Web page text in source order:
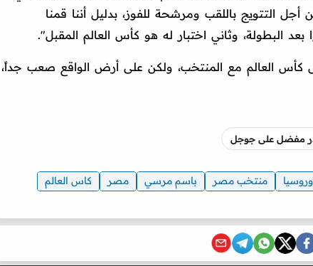
التتويج باللقب ومرشحة للفوز، بدليل أننا قمنا
بعد البطولة، وثاني اختبار له هو كأس العالم المقبل".
العالم مع المنتخب، ولكن على أرض الواقع صعب جداً،
مفضل على جوجل
منتخب مصر باسم مرسي مصر
كاس العالم